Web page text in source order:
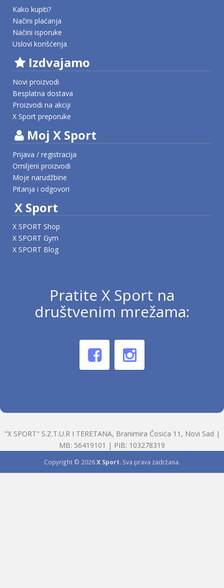
Kako kupiti?
Načini plaćanja
Načini isporuke
Uslovi korišćenja
Izdvajamo
Novi proizvodi
Besplatna dostava
Proizvodi na akciji
X Sport preporuke
Moj X Sport
Prijava / registracija
Omiljeni proizvodi
Moje narudžbine
Pitanja i odgovori
X Sport
X SPORT Shop
X SPORT Gym
X SPORT Blog
Pratite X Sport na
društvenim mrežama:
"X SPORT" S.Z.T.U.R I TERETANA, Branimira Ćosića 11, Novi Sad |
MB: 56419101 | PIB: 103278319
Copyright © 2026X Sport. Sva prava zadržana.